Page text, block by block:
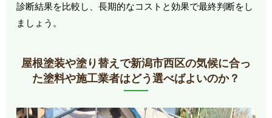
診断結果を比較し、長期的なコストと効果で最終判断をし
ましょう。
屋根塗装や塗り替えで新潟市西区の気候に合っ
た塗料や施工業者はどう選べばよいのか？